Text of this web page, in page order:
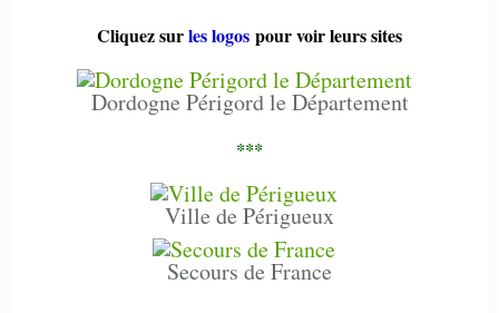
Cliquez surles logos pour voir leurs sites
Dordogne Périgord le Département
***
Ville de Périgueux
Secours de France